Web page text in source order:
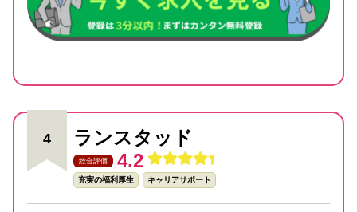
4 ランスタッド
総合評価 4.2
充実の福利厚生 キャリアサポート